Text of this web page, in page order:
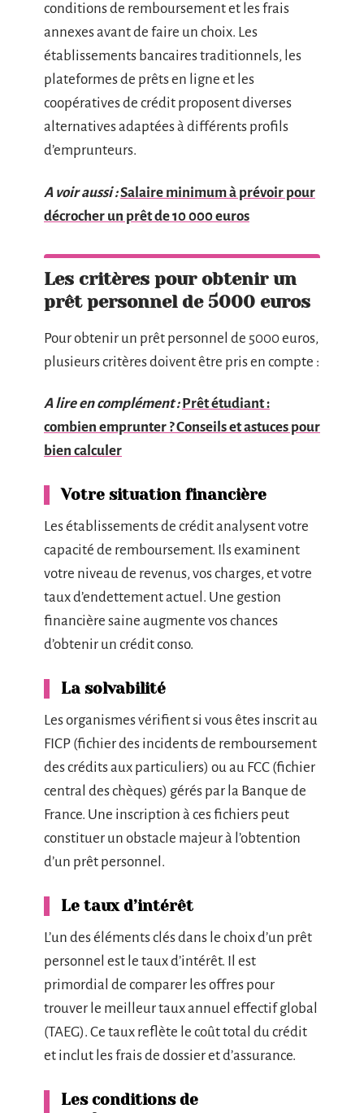
conditions de remboursement et les frais
annexes avant de faire un choix. Les
établissements bancaires traditionnels, les
plateformes de prêts en ligne et les
coopératives de crédit proposent diverses
alternatives adaptées à différents profils
d’emprunteurs.
A voir aussi :Salaire minimum à prévoir pour
décrocher un prêt de 10 000 euros
Les critères pour obtenir un
prêt personnel de 5000 euros
Pour obtenir un prêt personnel de 5000 euros,
plusieurs critères doivent être pris en compte :
A lire en complément : Prêt étudiant :
combien emprunter ? Conseils et astuces pour
bien calculer
Votre situation financière
Les établissements de crédit analysent votre
capacité de remboursement. Ils examinent
votre niveau de revenus, vos charges, et votre
taux d’endettement actuel. Une gestion
financière saine augmente vos chances
d’obtenir un crédit conso.
La solvabilité
Les organismes vérifient si vous êtes inscrit au
FICP (fichier des incidents de remboursement
des crédits aux particuliers) ou au FCC (fichier
central des chèques) gérés par la Banque de
France. Une inscription à ces fichiers peut
constituer un obstacle majeur à l’obtention
d’un prêt personnel.
Le taux d’intérêt
L’un des éléments clés dans le choix d’un prêt
personnel est le taux d’intérêt. Il est
primordial de comparer les offres pour
trouver le meilleur taux annuel effectif global
(TAEG). Ce taux reflète le coût total du crédit
et inclut les frais de dossier et d’assurance.
Les conditions de